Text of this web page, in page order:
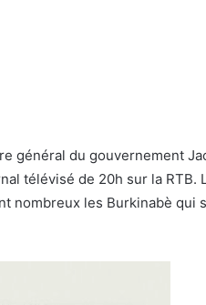
général du gouvernement
télévisé de 20h sur la RTB.
nombreux les Burkinabè qui